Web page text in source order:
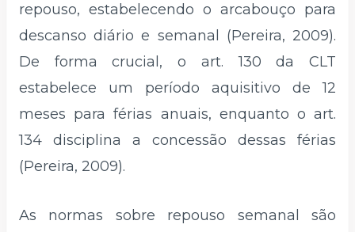
repouso, estabelecendo o arcabouço para
descanso diário e semanal (Pereira, 2009).
De forma crucial, o art. 130 da CLT
estabelece um período aquisitivo de 12
meses para férias anuais, enquanto o art.
134 disciplina a concessão dessas férias
(Pereira, 2009).
As normas sobre repouso semanal são